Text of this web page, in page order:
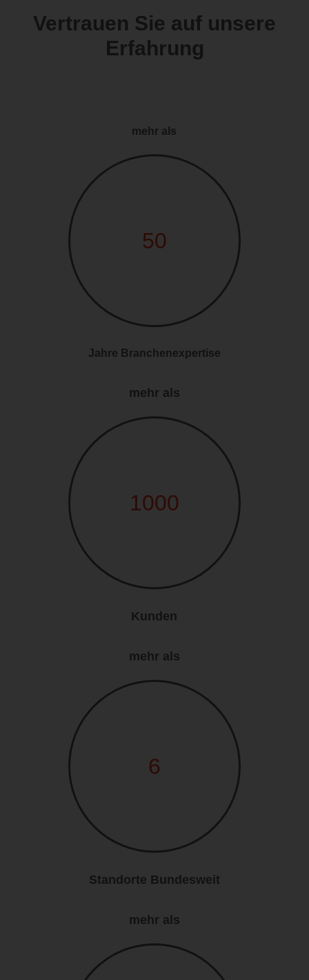
Vertrauen Sie auf unsere
Erfahrung
mehr als
50
Jahre Branchenexpertise
mehr als
1000
Kunden
mehr als
6
Standorte Bundesweit
mehr als